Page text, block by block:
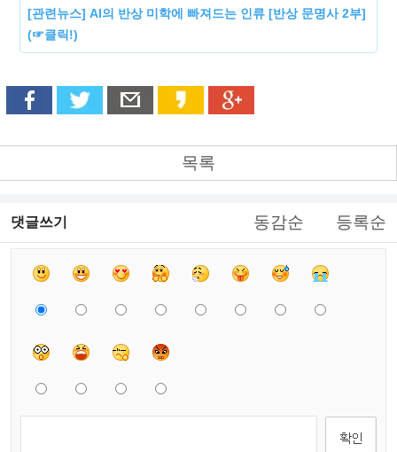
[관련뉴스] AI의 반상 미학에 빠져드는 인류 [반상 문명사 2부]
(☞클릭!)
목록
댓글쓰기 동감순 등록순